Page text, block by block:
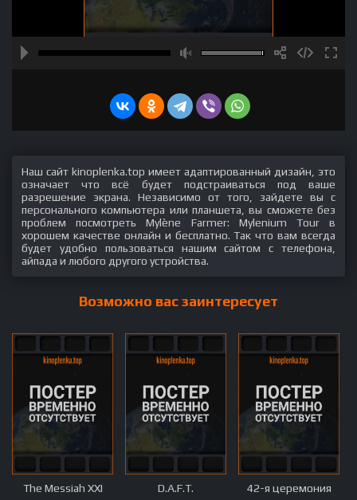
Наш сайт kinoplenka.top имеет адаптированный дизайн, это
означает что всё будет подстраиваться под ваше
разрешение экрана. Независимо от того, зайдете вы с
персонального компьютера или планшета, вы сможете без
проблем посмотреть Mylène Farmer: Mylenium Tour в
хорошем качестве онлайн и бесплатно. Так что вам всегда
будет удобно пользоваться нашим сайтом с телефона,
айпада и любого другого устройства.
Возможно вас заинтересует
The Messiah XXI D.A.F.T.
42-я церемония